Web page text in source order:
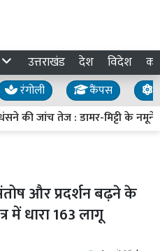
उत्तराखंड देश विदेश
रंगोली कैंपस
की जांच तेज : डामर-मिट्टी के नमूने
और प्रदर्शन बढ़ने के
में धारा 163 लागू